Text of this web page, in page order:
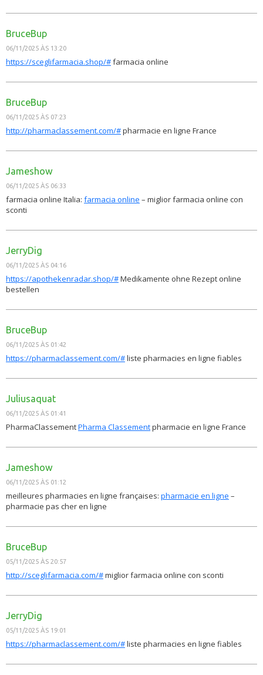
BruceBup
06/11/2025 ÀS 13:20
https://sceglifarmacia.shop/#farmacia online
BruceBup
06/11/2025 ÀS 07:23
http://pharmaclassement.com/#pharmacie en ligne France
Jameshow
06/11/2025 ÀS 06:33
farmacia online Italia: farmacia online – miglior farmacia online con
sconti
JerryDig
06/11/2025 ÀS 04:16
https://apothekenradar.shop/#Medikamente ohne Rezept online
bestellen
BruceBup
06/11/2025 ÀS 01:42
https://pharmaclassement.com/#liste pharmacies en ligne fiables
Juliusaquat
06/11/2025 ÀS 01:41
PharmaClassementPharma Classementpharmacie en ligne France
Jameshow
06/11/2025 ÀS 01:12
meilleures pharmacies en ligne françaises: pharmacie en ligne –
pharmacie pas cher en ligne
BruceBup
05/11/2025 ÀS 20:57
http://sceglifarmacia.com/#miglior farmacia online con sconti
JerryDig
05/11/2025 ÀS 19:01
https://pharmaclassement.com/#liste pharmacies en ligne fiables